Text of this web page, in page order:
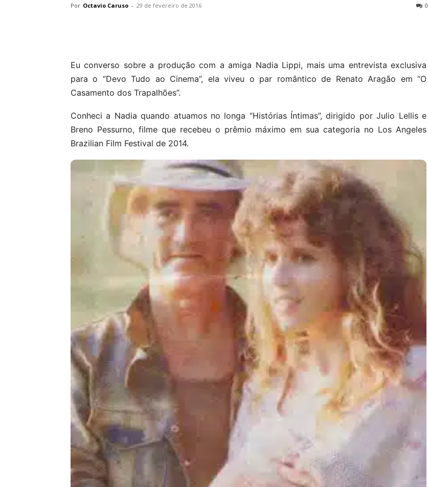
Por Octavio Caruso - 29 de fevereiro de 2016 0
Eu converso sobre a produção com a amiga Nadia Lippi, mais uma entrevista exclusiva
para o “Devo Tudo ao Cinema”, ela viveu o par romântico de Renato Aragão em “O
Casamento dos Trapalhões”.
Conheci a Nadia quando atuamos no longa “Histórias Íntimas”, dirigido por Julio Lellis e
Breno Pessurno, filme que recebeu o prêmio máximo em sua categoria no Los Angeles
Brazilian Film Festival de 2014.